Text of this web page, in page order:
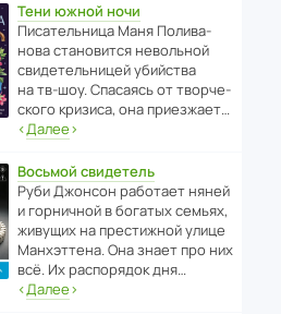
Тени южной ночи
Писа­тель­ница Маня Поли­ва­
нова стано­вится невольной
свиде­тель­ницей убийства
на тв-шоу. Спасаясь от твор­че­
с­кого кризиса, она приезжает…
‹Далее›
Восьмой свидетель
Руби Джонсон рабо­тает няней
и горни­чной в богатых семьях,
живущих на прес­ти­жной улице
Манх­эт­тена. Она знает про них
всё. Их распо­рядок дня…
‹Далее›